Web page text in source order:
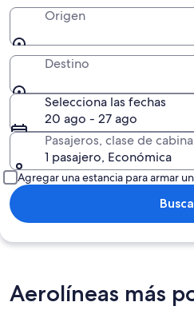
Origen
Destino
Selecciona las fechas
20 ago - 27 ago
Pasajeros, clase de cabina
1 pasajero, Económica
Agregar una estancia para armar
Aerolíneas más